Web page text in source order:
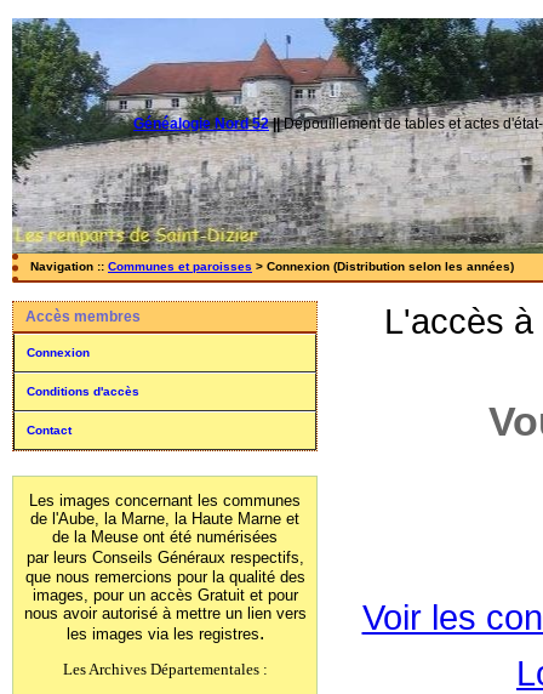
Généalogie Nord 52||Dépouillement de tables et actes
Navigation :: Communes et paroisses > Connexion (Distribution selon les années)
Accès membres
Connexion
Conditions d'accès
Contact
Les images concernant les communes
de l'Aube, la Marne, la Haute Marne et
de la Meuse ont été numérisées
par leurs Conseils Généraux respectifs,
que nous remercions pour la qualité des
images, pour un accès Gratuit et pour
nous avoir autorisé à mettre un lien vers
les images via les registres.
Les Archives Départementales :
L'accès
Voir les